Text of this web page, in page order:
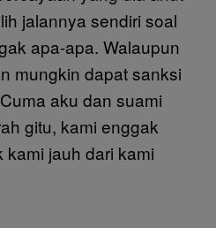
jalannya sendiri soal
apa-apa. Walaupun
mungkin dapat sanksi
aku dan suami
gitu, kami enggak
kami jauh dari kami